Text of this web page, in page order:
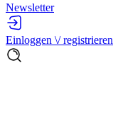
Newsletter
Einloggen \/ registrieren